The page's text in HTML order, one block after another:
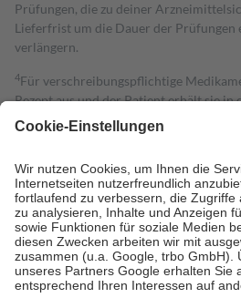
Prüfungen, die zu deiner
Lieferfrist um die Dauer der
verlängern.
4Für verschreibungspflichtige
Rezept aus und der Patient erhält sie in
gesetzliche Krankenversicherung
Kosten dafür, der Versicherte trägt
Grundsätzlich leisten Mitglieder
Prozent des Abgabepreises,mindestens
höchstens zehn Euro.Es sind jedoch nie
Kosten der Leistung zu entrichten.
Diese Regeln gelten grundsätzlich
Bei Heilmitteln und häuslicher
Zuzahlung zehn Prozent der Kosten